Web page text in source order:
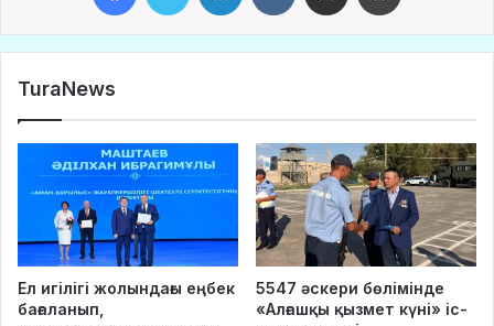
TuraNews
Ел игілігі жолындағы еңбек
бағаланып,
5547 әскери бөлімінде
«Алғашқы қызмет күні» іс-